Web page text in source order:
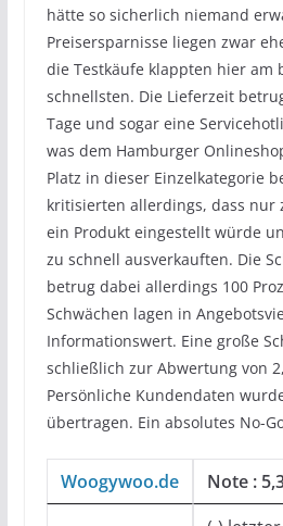
hätte so sicherlich niemand
Preisersparnisse liegen zwar
die Testkäufe klappten hier am
schnellsten. Die Lieferzeit
Tage und sogar eine
was dem Hamburger
Platz in dieser Einzelkategorie
kritisierten allerdings, dass nur
ein Produkt eingestellt würde
zu schnell ausverkauften. Die
betrug dabei allerdings 100
Schwächen lagen in
Informationswert. Eine große
schließlich zur Abwertung von
Persönliche Kundendaten
übertragen. Ein absolutes No-
Woogywoo.de
Note :